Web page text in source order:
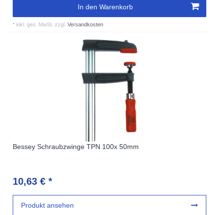
In den Warenkorb
* inkl. ges. MwSt. zzgl.Versandkosten
Bessey Schraubzwinge TPN 100x 50mm
10,63 € *
Produkt ansehen